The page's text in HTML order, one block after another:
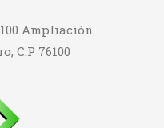
Ampliación
C.P 76100